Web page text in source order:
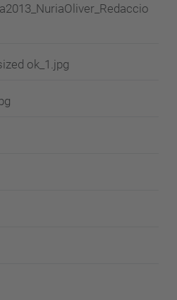
ok_1.jpg